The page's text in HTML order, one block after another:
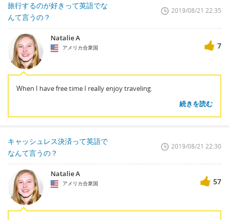
旅行するのが好きって英語でな
んて言うの？
2019/08/21 22:35
Natalie A
アメリカ合衆国 7
When I have free time I really enjoy traveling.
続きを読む
キャッシュレス決済って英語で
なんて言うの？
2019/08/21 22:30
Natalie A
アメリカ合衆国 57